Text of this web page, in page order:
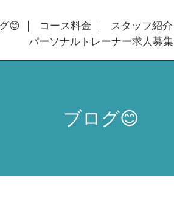
😊 コース料金 スタッフ紹介
パーソナルトレーナー求人募集
ブログ😊